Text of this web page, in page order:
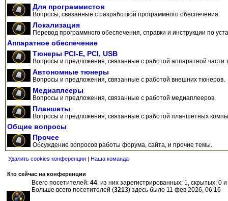
Для программистов
Вопросы, связанные с разработкой программного обеспечения.
Локализация
Перевод программного обеспечения, справки и инструкции по
Аппаратное обеспечение
Тюнеры PCI-E, PCI, USB
Вопросы и предложения, связанные с работой аппаратной части
Автономные тюнеры
Вопросы и предложения, связанные с работой внешних тюнеров.
Медиаплееры
Вопросы и предложения, связанные с работой медиаплееров.
Планшеты
Вопросы и предложения, связанные с работой планшетных
Общие вопросы
Прочее
Обсуждение вопросов работы форума, сайта, и прочие темы.
Удалить cookies конференции | Наша команда
Кто сейчас на конференции
Всего посетителей: 44, из них зарегистрированных: 1, скрытых: 0
Больше всего посетителей (3213) здесь было 11 фев 2026, 06:16